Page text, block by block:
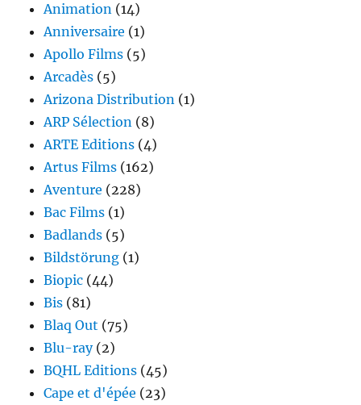
Animation (14)
Anniversaire (1)
Apollo Films (5)
Arcadès (5)
Arizona Distribution (1)
ARP Sélection (8)
ARTE Editions (4)
Artus Films (162)
Aventure (228)
Bac Films (1)
Badlands (5)
Bildstörung (1)
Biopic (44)
Bis (81)
Blaq Out (75)
Blu-ray(2)
BQHL Editions (45)
Cape et d'épée (23)